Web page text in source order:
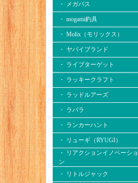
・ メガバス
・ mogami釣具
・ Molix（モリックス）
・ ヤバイブランド
・ ライブターゲット
・ ラッキークラフト
・ ラッドルアーズ
・ ラパラ
・ ランカーハント
・ リューギ（RYUGI）
・ リアクションイノベーショ
ン
・ リトルジャック